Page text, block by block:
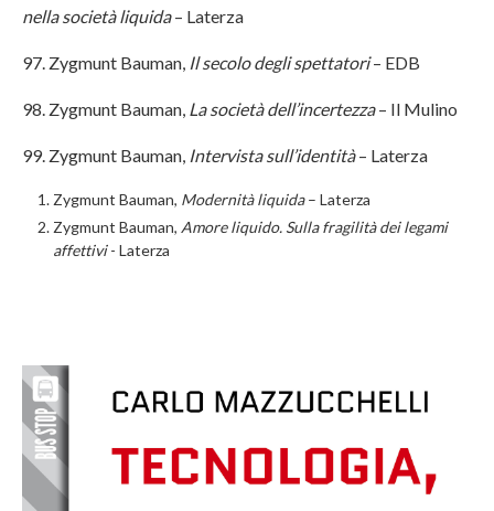
nella società liquida– Laterza
97. Zygmunt Bauman, Il secolo degli spettatori– EDB
98. Zygmunt Bauman, La società dell’incertezza– Il Mulino
99. Zygmunt Bauman, Intervista sull’identità– Laterza
Zygmunt Bauman, Modernità liquida– Laterza
Zygmunt Bauman, Amore liquido. Sulla fragilità dei legami
affettivi- Laterza